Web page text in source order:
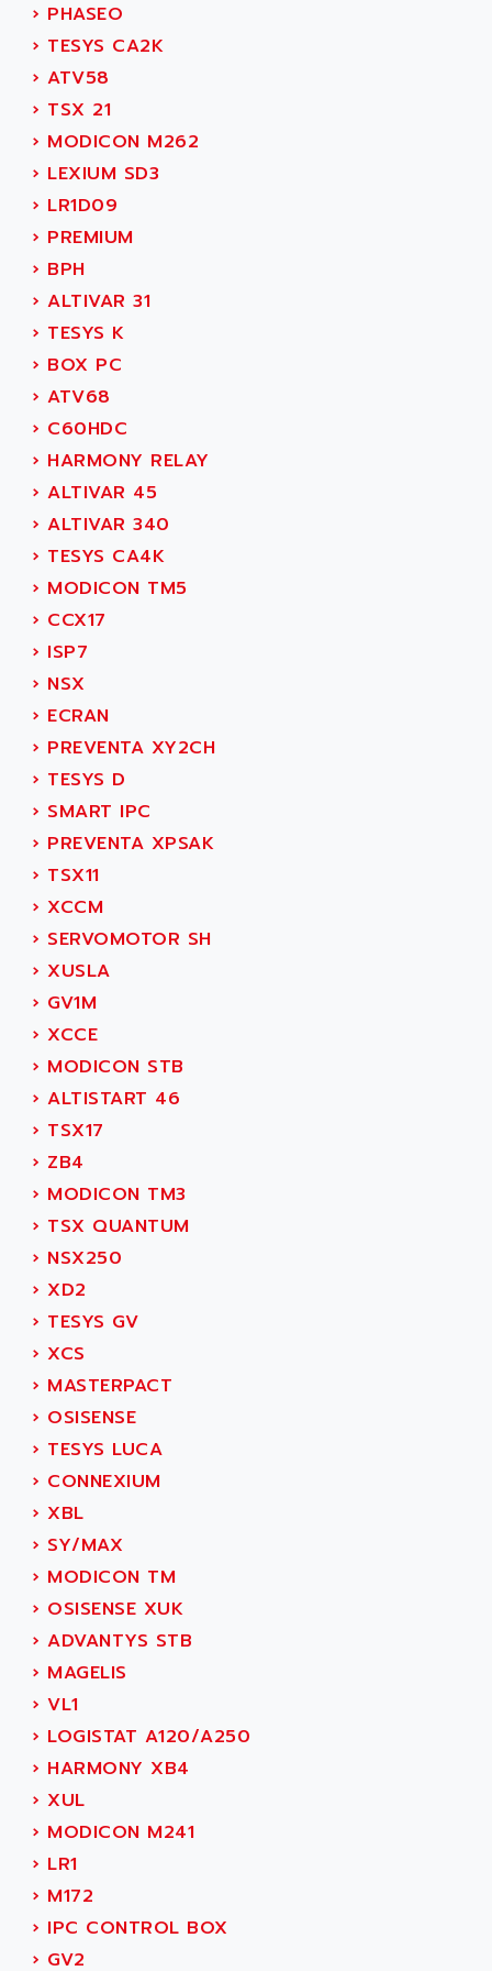
SIMATIC TP
BT
PANEL PLUS 600
PSS
DIGIFAS
TC1028
MICROCOR
PYRAMID
ADMIRAL
S3C
4900
MV1000
650 SERIE
ALPHA SVM
FRENIC
RAC
PUSH BUTTON PANEL
VT170
MENTOR II
CD1-K
SIMATIC MONITOR PANEL
ACS
LCD
SBS
ABS
PS316
RPX
PB100
PB 300 / PB 600
5000
SMC35
SCALANCE
SMC40
BKD
A16B
MIDIMASTER VECTOR
SMC200
TELEFAST ABE7
750
AT
AB2
MOVITRON
SMC100
690 SERIE
ECODRIVE
CHARGEUR
SINUMERIK 802
PCS950
BUC
PANELVIEW 550
AC SERVO
ALM
ALMA
ALMCO KLEENTEC
ALPES DEIS
ALPES TECNOLOGIE
ALPHA
ALPHA GETRIEBEBAU
ALPHA LAVAL
ALPHA VUOTO
ALPHA WIRE
ALPHAGEAR
ALPHEE
ALPINE
ALPS
ALPSITEC
ALR
ALRITMA M
ALRO
ALSPA
ALSTEF
ALSTHOM ATLANTIQUE
ALSTHOM PARVEX
ALSTOM
ALTECH
ALTER
ALTIVAR
ALTRAC AG
ALTRONICS
ALTRONIX
ALUTRON
ALX
AMADA
AMAN
AMAREX
AMBERSIL
AMBRESIL
AMC
AMDV
AMERICAN MEGATRENDS
AMERICAN MICROSEMICONDUCTOR
AMERICAN MICROSEMICONDUCTOR INC
AMERICAN SIGMA
AMERSHAM
AMET
AMETEK
AMETHERM
AMI SEMICONDUCTOR
AMK
AMKASYN
AMP DISPLAY
AMPEX
AMPHENOL
› PHASEO
› TESYS CA2K
› ATV58
› TSX 21
› MODICON M262
› LEXIUM SD3
› LR1D09
› PREMIUM
› BPH
› ALTIVAR 31
› TESYS K
› BOX PC
› ATV68
› C60HDC
› HARMONY RELAY
› ALTIVAR 45
› ALTIVAR 340
› TESYS CA4K
› MODICON TM5
› CCX17
› ISP7
› NSX
› ECRAN
› PREVENTA XY2CH
› TESYS D
› SMART IPC
› PREVENTA XPSAK
› TSX11
› XCCM
› SERVOMOTOR SH
› XUSLA
› GV1M
› XCCE
› MODICON STB
› ALTISTART 46
› TSX17
› ZB4
› MODICON TM3
› TSX QUANTUM
› NSX250
› XD2
› TESYS GV
› XCS
› MASTERPACT
› OSISENSE
› TESYS LUCA
› CONNEXIUM
› XBL
› SY/MAX
› MODICON TM
› OSISENSE XUK
› ADVANTYS STB
› MAGELIS
› VL1
› LOGISTAT A120/A250
› HARMONY XB4
› XUL
› MODICON M241
› LR1
› M172
› IPC CONTROL BOX
› GV2